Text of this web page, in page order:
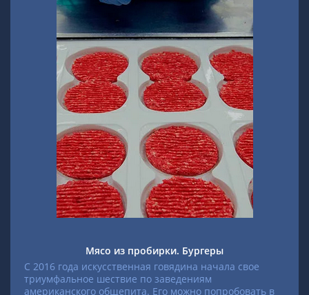
Мясо из пробирки. Бургеры
С 2016 года искусственная говядина начала свое
триумфальное шествие по заведениям
американского общепита. Его можно попробовать в